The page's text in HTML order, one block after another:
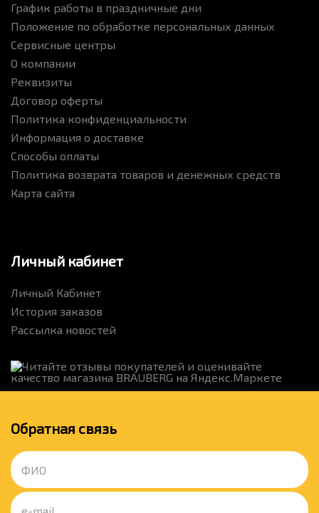
График работы в праздничные дни
Положение по обработке персональных данных
Сервисные центры
О компании
Реквизиты
Договор оферты
Политика конфиденциальности
Информация о доставке
Способы оплаты
Политика возврата товаров и денежных средств
Карта сайта
Личный кабинет
Личный Кабинет
История заказов
Рассылка новостей
Обратная связь